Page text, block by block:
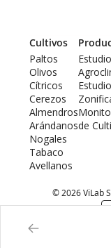
Cultivos
Paltos
Olivos
Cítricos
Cerezos
Almendros
Arándanos
Nogales
Tabaco
Avellanos
Estudio
de
© 2026 ViLab